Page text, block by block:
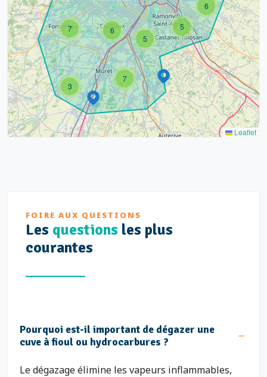
3
7
5
6
7 5
6
Leaflet
FOIRE AUX QUESTIONS
Les questions les plus
courantes
Pourquoi est-il important de dégazer une
cuve à fioul ou hydrocarbures ?
Le dégazage élimine les vapeurs inflammables,